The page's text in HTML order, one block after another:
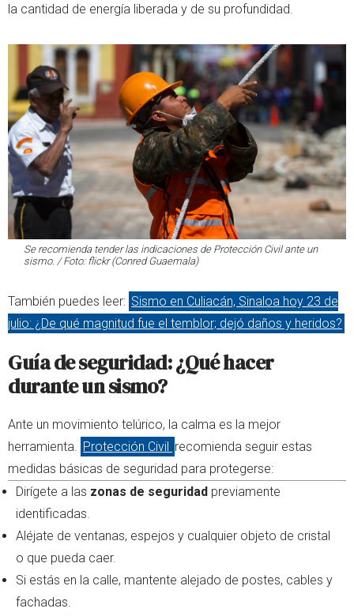
la cantidad de energía liberada y de su profundidad.
Se recomienda tender las indicaciones de Protección Civil ante un
sismo. / Foto: flickr (Conred Guaemala)
También puedes leer: Sismo en Culiacán, Sinaloa hoy 23 de
julio: ¿De qué magnitud fue el temblor; dejó daños y heridos?
Guía de seguridad: ¿Qué hacer
durante un sismo?
Ante un movimiento telúrico, la calma es la mejor
herramienta. Protección Civil recomienda seguir estas
medidas básicas de seguridad para protegerse:
Dirígete a las zonas de seguridad previamente
identificadas.
Aléjate de ventanas, espejos y cualquier objeto de cristal
o que pueda caer.
Si estás en la calle, mantente alejado de postes, cables y
fachadas.